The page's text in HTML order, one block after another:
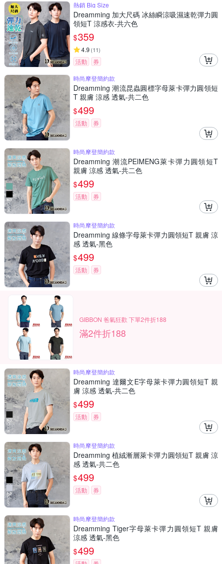
熱銷 Big Size
Dreamming 加大尺碼 冰絲瞬涼吸濕速乾彈力圓
領短T 涼感衣-共六色
$359
4.9 (11)
活動
券
時尚摩登簡約款
Dreamming 潮流昆蟲圓標字母萊卡彈力圓領短
T 親膚 涼感 透氣-共二色
$499
活動 券
時尚摩登簡約款
Dreamming 潮流PEIMENG萊卡彈力圓領短T
親膚 涼感 透氣-共二色
$499
活動 券
時尚摩登簡約款
Dreamming 線條字母萊卡彈力圓領短T 親膚 涼
感 透氣-黑色
$499
活動 券
GIBBON 爸氣狂歡 下單2件折188
滿2件折188
時尚摩登簡約款
Dreamming 達爾文E字母萊卡彈力圓領短T 親
膚 涼感 透氣-共二色
$499
活動 券
時尚摩登簡約款
Dreamming 植絨漸層萊卡彈力圓領短T 親膚 涼
感 透氣-共二色
$499
活動 券
時尚摩登簡約款
Dreamming Tiger字母萊卡彈力圓領短T 親膚
涼感 透氣-黑色
$499